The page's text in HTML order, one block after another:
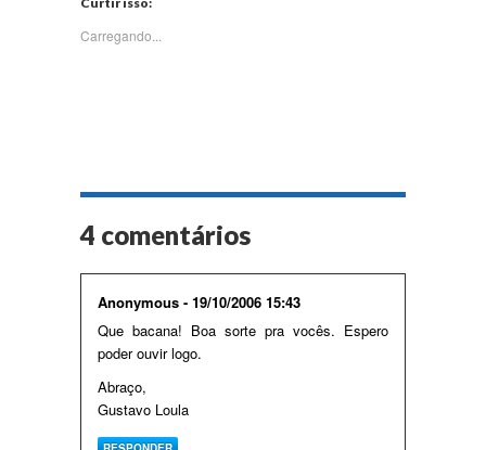
em
janela)
Carregando...
4 comentários
Anonymous - 19/10/2006 15:43
Que bacana! Boa sorte pra vocês. Espero
poder ouvir logo.
Abraço,
Gustavo Loula